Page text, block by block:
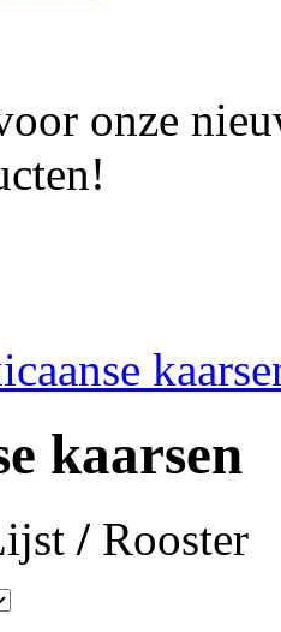
onze
kaarsen
/ Rooster